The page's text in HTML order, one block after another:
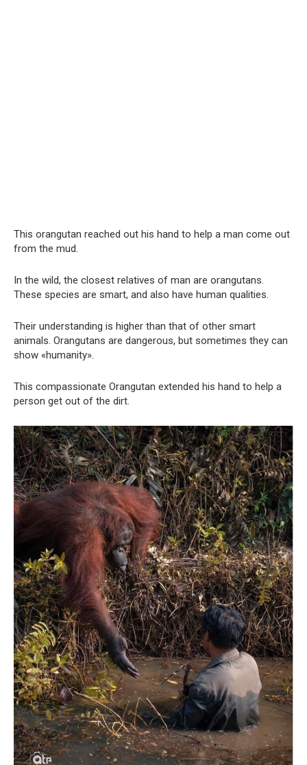
This orangutan reached out his hand to help a man come out
from the mud.
In the wild, the closest relatives of man are orangutans.
These species are smart, and also have human qualities.
Their understanding is higher than that of other smart
animals. Orangutans are dangerous, but sometimes they can
show «humanity».
This compassionate Orangutan extended his hand to help a
person get out of the dirt.